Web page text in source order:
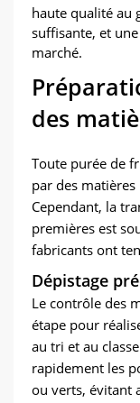
haute qualité au
suffisante, et
marché.
des
Toute purée de
par des
Cependant, la
premières est
fabricants ont
Dépistage
Le contrôle des
étape pour
au tri et au
rapidement les
ou verts, évitant